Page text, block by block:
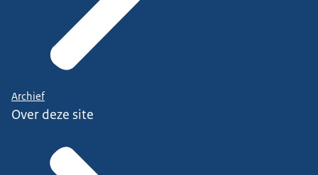
Archief
Over deze site